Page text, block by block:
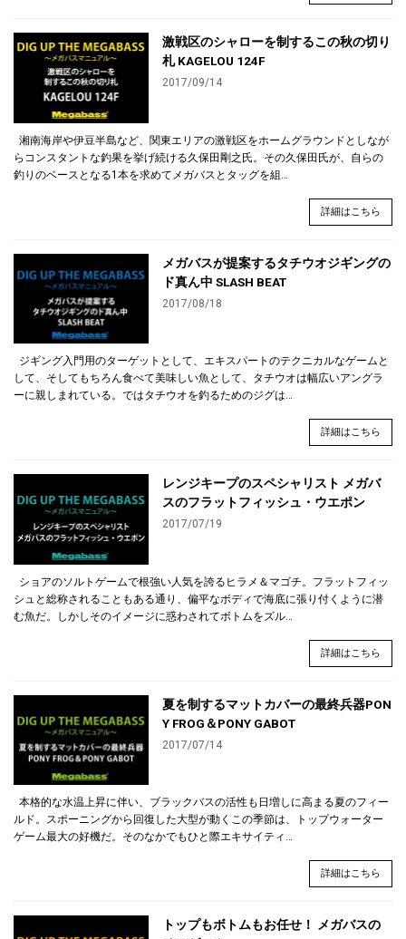
激戦区のシャローを制するこの秋の切り
札 KAGELOU 124F
2017/09/14
湘南海岸や伊豆半島など、関東エリアの激戦区をホームグラウンドとしなが
らコンスタントな釣果を挙げ続ける久保田剛之氏。その久保田氏が、自らの
釣りのベースとなる1本を求めてメガバスとタッグを組…
詳細はこちら
メガバスが提案するタチウオジギングの
ド真ん中 SLASH BEAT
2017/08/18
ジギング入門用のターゲットとして、エキスパートのテクニカルなゲームと
して、そしてもちろん食べて美味しい魚として、タチウオは幅広いアングラ
ーに親しまれている。ではタチウオを釣るためのジグは…
詳細はこちら
レンジキープのスペシャリスト メガバ
スのフラットフィッシュ・ウエポン
2017/07/19
ショアのソルトゲームで根強い人気を誇るヒラメ＆マゴチ。フラットフィッ
シュと総称されることもある通り、偏平なボディで海底に張り付くように潜
む魚だ。しかしそのイメージに惑わされてボトムをズル…
詳細はこちら
夏を制するマットカバーの最終兵器PON
Y FROG＆PONY GABOT
2017/07/14
本格的な水温上昇に伴い、ブラックバスの活性も日増しに高まる夏のフィー
ルド。スポーニングから回復した大型が動くこの季節は、トップウォーター
ゲーム最大の好機だ。そのなかでもひと際エキサイティ…
詳細はこちら
トップもボトムもお任せ！ メガバスの